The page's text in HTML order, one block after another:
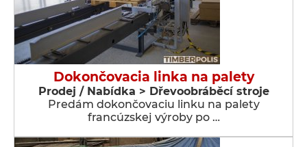
Dokončovacia linka na palety
Prodej / Nabídka > Dřevoobráběcí stroje
Predám dokončovaciu linku na palety
francúzskej výroby po …